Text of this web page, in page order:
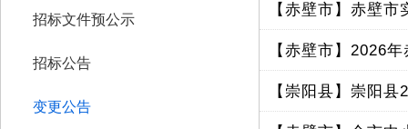
招标文件预公示
招标公告
变更公告
【赤壁市】 赤壁市
【赤壁市】 2026年
【崇阳县】 崇阳县